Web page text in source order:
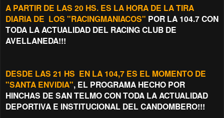
A PARTIR DE LAS 20 HS. ES LA HORA DE LA TIRA
DIARIA DE LOS "RACINGMANIACOS" POR LA 104.7 CON
TODA LA ACTUALIDAD DEL RACING CLUB DE
AVELLANEDA!!!
DESDE LAS 21 HS EN LA 104,7 ES EL MOMENTO DE
"SANTA ENVIDIA", EL PROGRAMA HECHO POR
HINCHAS DE SAN TELMO CON TODA LA ACTUALIDAD
DEPORTIVA E INSTITUCIONAL DEL CANDOMBERO!!!